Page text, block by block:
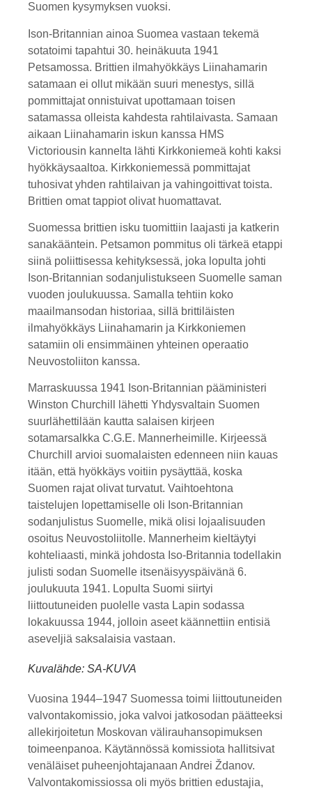
Suomen kysymyksen vuoksi.
Ison-Britannian ainoa Suomea vastaan tekemä
sotatoimi tapahtui 30. heinäkuuta 1941
Petsamossa. Brittien ilmahyökkäys Liinahamarin
satamaan ei ollut mikään suuri menestys, sillä
pommittajat onnistuivat upottamaan toisen
satamassa olleista kahdesta rahtilaivasta. Samaan
aikaan Liinahamarin iskun kanssa HMS
Victoriousin kannelta lähti Kirkkoniemeä kohti kaksi
hyökkäysaaltoa. Kirkkoniemessä pommittajat
tuhosivat yhden rahtilaivan ja vahingoittivat toista.
Brittien omat tappiot olivat huomattavat.
Suomessa brittien isku tuomittiin laajasti ja katkerin
sanakääntein. Petsamon pommitus oli tärkeä etappi
siinä poliittisessa kehityksessä, joka lopulta johti
Ison-Britannian sodanjulistukseen Suomelle saman
vuoden joulukuussa. Samalla tehtiin koko
maailmansodan historiaa, sillä brittiläisten
ilmahyökkäys Liinahamarin ja Kirkkoniemen
satamiin oli ensimmäinen yhteinen operaatio
Neuvostoliiton kanssa.
Marraskuussa 1941 Ison-Britannian pääministeri
Winston Churchill lähetti Yhdysvaltain Suomen
suurlähettilään kautta salaisen kirjeen
sotamarsalkka C.G.E. Mannerheimille. Kirjeessä
Churchill arvioi suomalaisten edenneen niin kauas
itään, että hyökkäys voitiin pysäyttää, koska
Suomen rajat olivat turvatut. Vaihtoehtona
taistelujen lopettamiselle oli Ison-Britannian
sodanjulistus Suomelle, mikä olisi lojaalisuuden
osoitus Neuvostoliitolle. Mannerheim kieltäytyi
kohteliaasti, minkä johdosta Iso-Britannia todellakin
julisti sodan Suomelle itsenäisyyspäivänä 6.
joulukuuta 1941. Lopulta Suomi siirtyi
liittoutuneiden puolelle vasta Lapin sodassa
lokakuussa 1944, jolloin aseet käännettiin entisiä
aseveljiä saksalaisia vastaan.
Kuvalähde: SA-KUVA
Vuosina 1944–1947 Suomessa toimi liittoutuneiden
valvontakomissio, joka valvoi jatkosodan päätteeksi
allekirjoitetun Moskovan välirauhansopimuksen
toimeenpanoa. Käytännössä komissiota hallitsivat
venäläiset puheenjohtajanaan Andrei Ždanov.
Valvontakomissiossa oli myös brittien edustajia,